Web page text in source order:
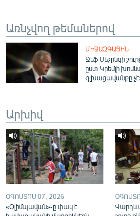
ՏԵՍԱՆՅՈՒԹԵՐ
ԲԱՆԱՎԵՃ
ՁԳՏԵԼՈՎ ԼԱՎԱԳՈՒՅՆԻՆ
Հայերեն
English
Русский
ՀԵՏԵՎԵՔ ՄԵԶ
Առնչվող թեմաներով
ՄԻՋԱԶԳԱՅԻՆ
Ջեֆ Սեշընզի
ըստ Կրեմլի
գլխացավանքը
Արխիվ
ՕԳՈՍՏՈՍ 07, 2026
«Օլիմպավան»-ը փակ է.